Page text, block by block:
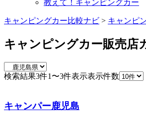
教えて！キャンピングカー
キャンピングカー比較ナビ > キャンピ
キャンピングカー販売店
検索結果3件1〜3件表示表示件数
キャンパー鹿児島